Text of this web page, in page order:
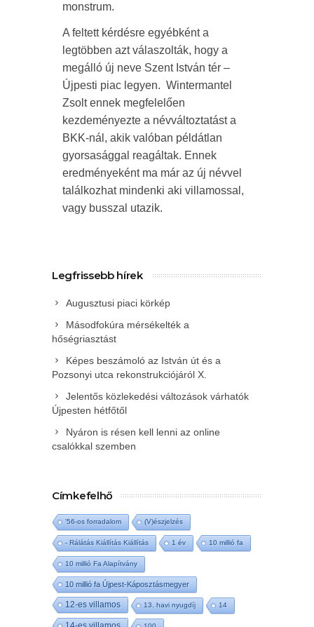
monstrum.
A feltett kérdésre egyébként a
legtöbben azt válaszolták, hogy a
megálló új neve Szent István tér –
Újpesti piac legyen. Wintermantel
Zsolt ennek megfelelően
kezdeményezte a névváltoztatást a
BKK-nál, akik valóban példátlan
gyorsasággal reagáltak. Ennek
eredményeként ma már az új névvel
találkozhat mindenki aki villamossal,
vagy busszal utazik.
Legfrissebb hírek
Augusztusi piaci körkép
Másodfokúra mérsékelték a
hőségriasztást
Képes beszámoló az István út és a
Pozsonyi utca rekonstrukciójáról X.
Jelentős közlekedési változások várhatók
Újpesten hétfőtől
Nyáron is résen kell lenni az online
csalókkal szemben
Címkefelhő
'56-os forradalom (V)észjelzés
- Rálátás Kiállítás Kiállítás 1 év 10 millió fa
10 millió Fa Alapítvány
10 millió fa Újpest-Káposztásmegyer
12-es villamos 13. havi nyugdíj 14